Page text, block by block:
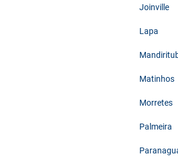
Joinville
Lapa
Matinhos
Morretes
Palmeira